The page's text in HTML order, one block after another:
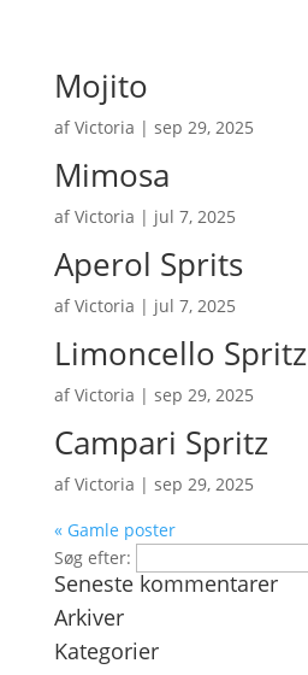
Mojito
afVictoria | sep 29, 2025
Mimosa
afVictoria | jul 7, 2025
Aperol Sprits
afVictoria | jul 7, 2025
Limoncello Spritz
afVictoria | sep 29, 2025
Campari Spritz
afVictoria | sep 29, 2025
« Gamle poster
Søg efter:
Seneste kommentarer
Arkiver
Kategorier